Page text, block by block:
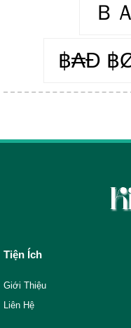
Ｂ
฿₳Đ ฿
Tiện Ích
Giới Thiệu
Liên Hệ